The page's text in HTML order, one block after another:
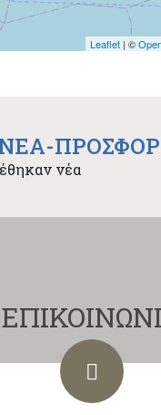
Leaflet | ©
νέα